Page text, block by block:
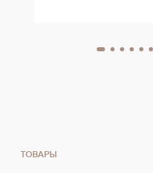
ТОВАРЫ